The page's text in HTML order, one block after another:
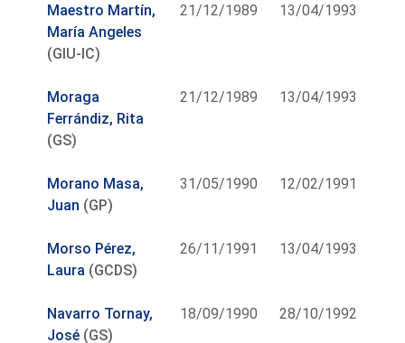
Maestro Martín,
María Angeles
(GIU-IC)
21/12/1989 13/04/1993
Moraga
Ferrándiz, Rita
(GS)
21/12/1989 13/04/1993
Morano Masa,
Juan (GP)
31/05/1990 12/02/1991
Morso Pérez,
Laura (GCDS)
26/11/1991 13/04/1993
Navarro Tornay,
José (GS)
18/09/1990 28/10/1992